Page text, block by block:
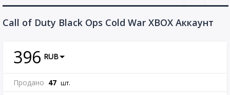
Call of Duty Black Ops Cold War XBOX Аккаунт
396 RUB
Продано 47 шт.